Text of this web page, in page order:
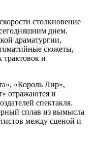
столкновение
днем.
драматургии,
сюжеты,
и
«Король Лир»,
отражаются и
спектакля.
сплав из вымысла
между сценой и